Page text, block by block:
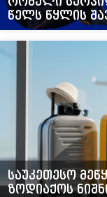
წელს წყლის
საუკეთესო
ზოდიაქოს